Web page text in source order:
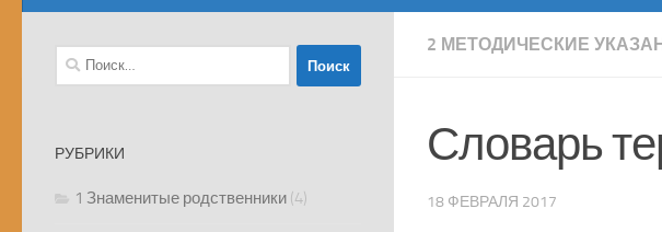
2 МЕТОДИЧЕСКИЕ
Словарь
18 ФЕВРАЛЯ 2017
Найти:
РУБРИКИ
1 Знаменитые родственники (4)